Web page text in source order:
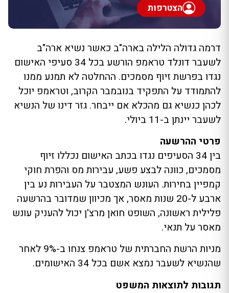
הצטרפות
דרמה גדולה הלילה בארה"ב כאשר נשיא ארה"ב
לשעבר דונלד טראמפ הורשע בכל 34 סעיפי האישום
נגדו בפרשת זיוף מסמכים. ההחלטה לא תמנע ממנו
להתמודד על התפקיד בנובמבר הקרוב, וטראמפ יוכל
לכהן כנשיא גם מהכלא אם ייבחר. גזר דינו של הנשיא
לשעבר יינתן ב-11 ביולי.
פרטי ההרשעה
בין 34 הסעיפים נגדו בכתב האישום נכללו זיוף
מסמכים, כוונה לבצע פשע, עבירות מס והפרת חוקי
קמפיין בחירות. העונש המצטבר על העבירות נע בין
ארבע ל-20 שנות מאסר, אך מכיוון שמדובר בהרשעה
פלילית ראשונה, השופט חואן מרצ'ן יכול להעניק עונש
מאסר על תנאי.
מניות הרשת החברתית של טראמפ צנחו ב-9% לאחר
שהנשיא לשעבר נמצא אשם בכל 34 האישומים.
תגובות לתוצאות המשפט